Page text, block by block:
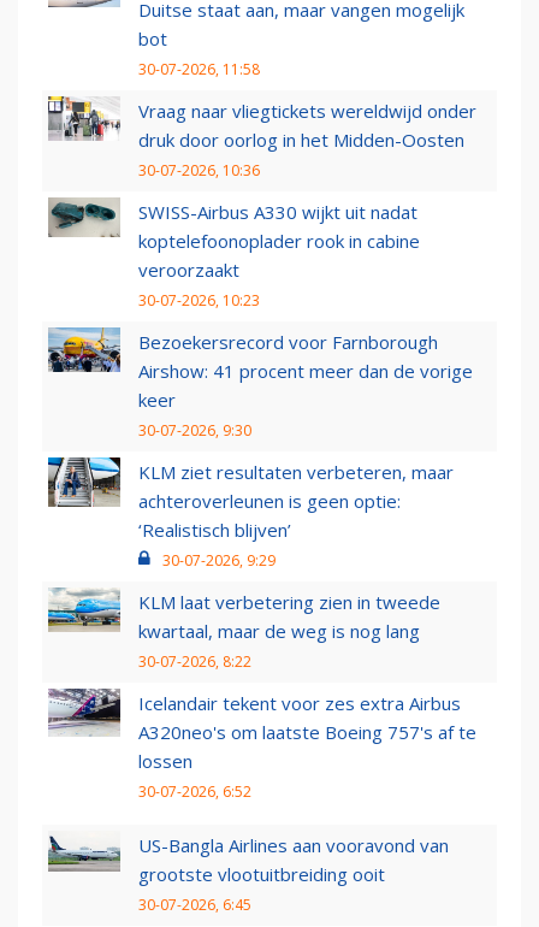
Duitse staat aan, maar vangen mogelijk
bot
30-07-2026, 11:58
Vraag naar vliegtickets wereldwijd onder
druk door oorlog in het Midden-Oosten
30-07-2026, 10:36
SWISS-Airbus A330 wijkt uit nadat
koptelefoonoplader rook in cabine
veroorzaakt
30-07-2026, 10:23
Bezoekersrecord voor Farnborough
Airshow: 41 procent meer dan de vorige
keer
30-07-2026, 9:30
KLM ziet resultaten verbeteren, maar
achteroverleunen is geen optie:
‘Realistisch blijven’
30-07-2026, 9:29
KLM laat verbetering zien in tweede
kwartaal, maar de weg is nog lang
30-07-2026, 8:22
Icelandair tekent voor zes extra Airbus
A320neo's om laatste Boeing 757's af te
lossen
30-07-2026, 6:52
US-Bangla Airlines aan vooravond van
grootste vlootuitbreiding ooit
30-07-2026, 6:45